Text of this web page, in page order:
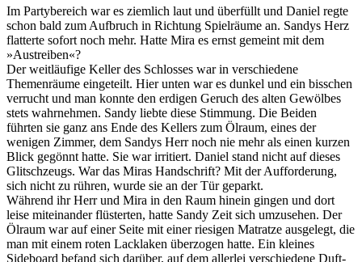
Im Partybereich war es ziemlich laut und überfüllt und Daniel regte
schon bald zum Aufbruch in Richtung Spielräume an. Sandys Herz
flatterte sofort noch mehr. Hatte Mira es ernst gemeint mit dem
»Austreiben«?
Der weitläufige Keller des Schlosses war in verschiedene
Themenräume eingeteilt. Hier unten war es dunkel und ein bisschen
verrucht und man konnte den erdigen Geruch des alten Gewölbes
stets wahrnehmen. Sandy liebte diese Stimmung. Die Beiden
führten sie ganz ans Ende des Kellers zum Ölraum, eines der
wenigen Zimmer, dem Sandys Herr noch nie mehr als einen kurzen
Blick gegönnt hatte. Sie war irritiert. Daniel stand nicht auf dieses
Glitschzeugs. War das Miras Handschrift? Mit der Aufforderung,
sich nicht zu rühren, wurde sie an der Tür geparkt.
Während ihr Herr und Mira in den Raum hinein gingen und dort
leise miteinander flüsterten, hatte Sandy Zeit sich umzusehen. Der
Ölraum war auf einer Seite mit einer riesigen Matratze ausgelegt, die
man mit einem roten Lacklaken überzogen hatte. Ein kleines
Sideboard befand sich darüber, auf dem allerlei verschiedene Duft-